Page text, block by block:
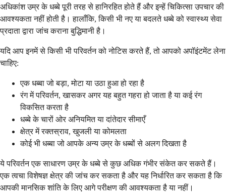
अधिकांश उम्र के धब्बे पूरी तरह से हानिरहित होते हैं और इन्हें चिकित्सा उपचार की
आवश्यकता नहीं होती है। हालाँकि, किसी भी नए या बदलते धब्बे को स्वास्थ्य सेवा
प्रदाता द्वारा जांच कराना बुद्धिमानी है।
यदि आप इनमें से किसी भी परिवर्तन को नोटिस करते हैं, तो आपको अपॉइंटमेंट लेना
चाहिए:
एक धब्बा जो बड़ा, मोटा या उठा हुआ हो रहा है
रंग में परिवर्तन, खासकर अगर यह बहुत गहरा हो जाता है या कई रंग
विकसित करता है
धब्बे के चारों ओर अनियमित या दांतेदार सीमाएँ
क्षेत्र में रक्तस्राव, खुजली या कोमलता
कोई भी धब्बा जो आपके अन्य उम्र के धब्बों से अलग दिखता है
ये परिवर्तन एक साधारण उम्र के धब्बे से कुछ अधिक गंभीर संकेत कर सकते हैं।
एक त्वचा विशेषज्ञ क्षेत्र की जांच कर सकता है और यह निर्धारित कर सकता है कि
आपकी मानसिक शांति के लिए आगे परीक्षण की आवश्यकता है या नहीं।